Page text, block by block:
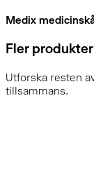
Medix
Fler
Utforska resten
tillsammans.